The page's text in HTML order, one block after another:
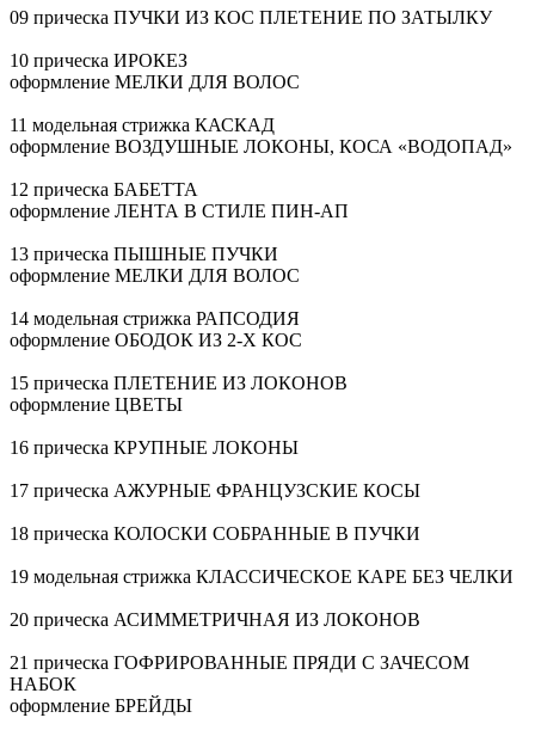
09 прическа ПУЧКИ ИЗ КОС ПЛЕТЕНИЕ ПО ЗАТЫЛКУ
10 прическа ИРОКЕЗ
оформление МЕЛКИ ДЛЯ ВОЛОС
11 модельная стрижка КАСКАД
оформление ВОЗДУШНЫЕ ЛОКОНЫ, КОСА «ВОДОПАД»
12 прическа БАБЕТТА
оформление ЛЕНТА В СТИЛЕ ПИН-АП
13 прическа ПЫШНЫЕ ПУЧКИ
оформление МЕЛКИ ДЛЯ ВОЛОС
14 модельная стрижка РАПСОДИЯ
оформление ОБОДОК ИЗ 2-Х КОС
15 прическа ПЛЕТЕНИЕ ИЗ ЛОКОНОВ
оформление ЦВЕТЫ
16 прическа КРУПНЫЕ ЛОКОНЫ
17 прическа АЖУРНЫЕ ФРАНЦУЗСКИЕ КОСЫ
18 прическа КОЛОСКИ СОБРАННЫЕ В ПУЧКИ
19 модельная стрижка КЛАССИЧЕСКОЕ КАРЕ БЕЗ ЧЕЛКИ
20 прическа АСИММЕТРИЧНАЯ ИЗ ЛОКОНОВ
21 прическа ГОФРИРОВАННЫЕ ПРЯДИ С ЗАЧЕСОМ
НАБОК
оформление БРЕЙДЫ